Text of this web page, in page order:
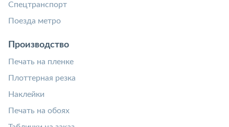
Спецтранспорт
Поезда метро
Производство
Печать на пленке
Плоттерная резка
Наклейки
Печать на обоях